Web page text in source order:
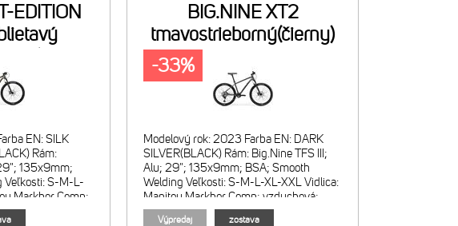
EDITION
EN: SILK
Rám:
135x9mm;
Veľkosti: S-M-L-
Markhor Comp;
BIG.NINE XT2
tmavostrieborný(čierny)
Modelový rok: 2023 Farba EN: DARK
SILVER(BLACK) Rám: Big.Nine TFS III;
Alu; 29"; 135x9mm; BSA; Smooth
Welding Veľkosti: S-M-L-XL-XXL Vidlica:
Manitou Markhor Comp; vzduchová;
zdvih 100mm; X-Tap
Výpredaj zostava
-33%